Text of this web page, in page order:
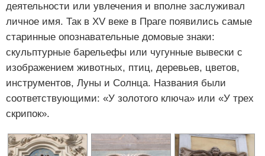
деятельности или увлечения и вполне заслуживал
личное имя. Так в XV веке в Праге появились самые
старинные опознавательные домовые знаки:
скульптурные барельефы или чугунные вывески с
изображением животных, птиц, деревьев, цветов,
инструментов, Луны и Солнца. Названия были
соответствующими: «У золотого ключа» или «У трех
скрипок».